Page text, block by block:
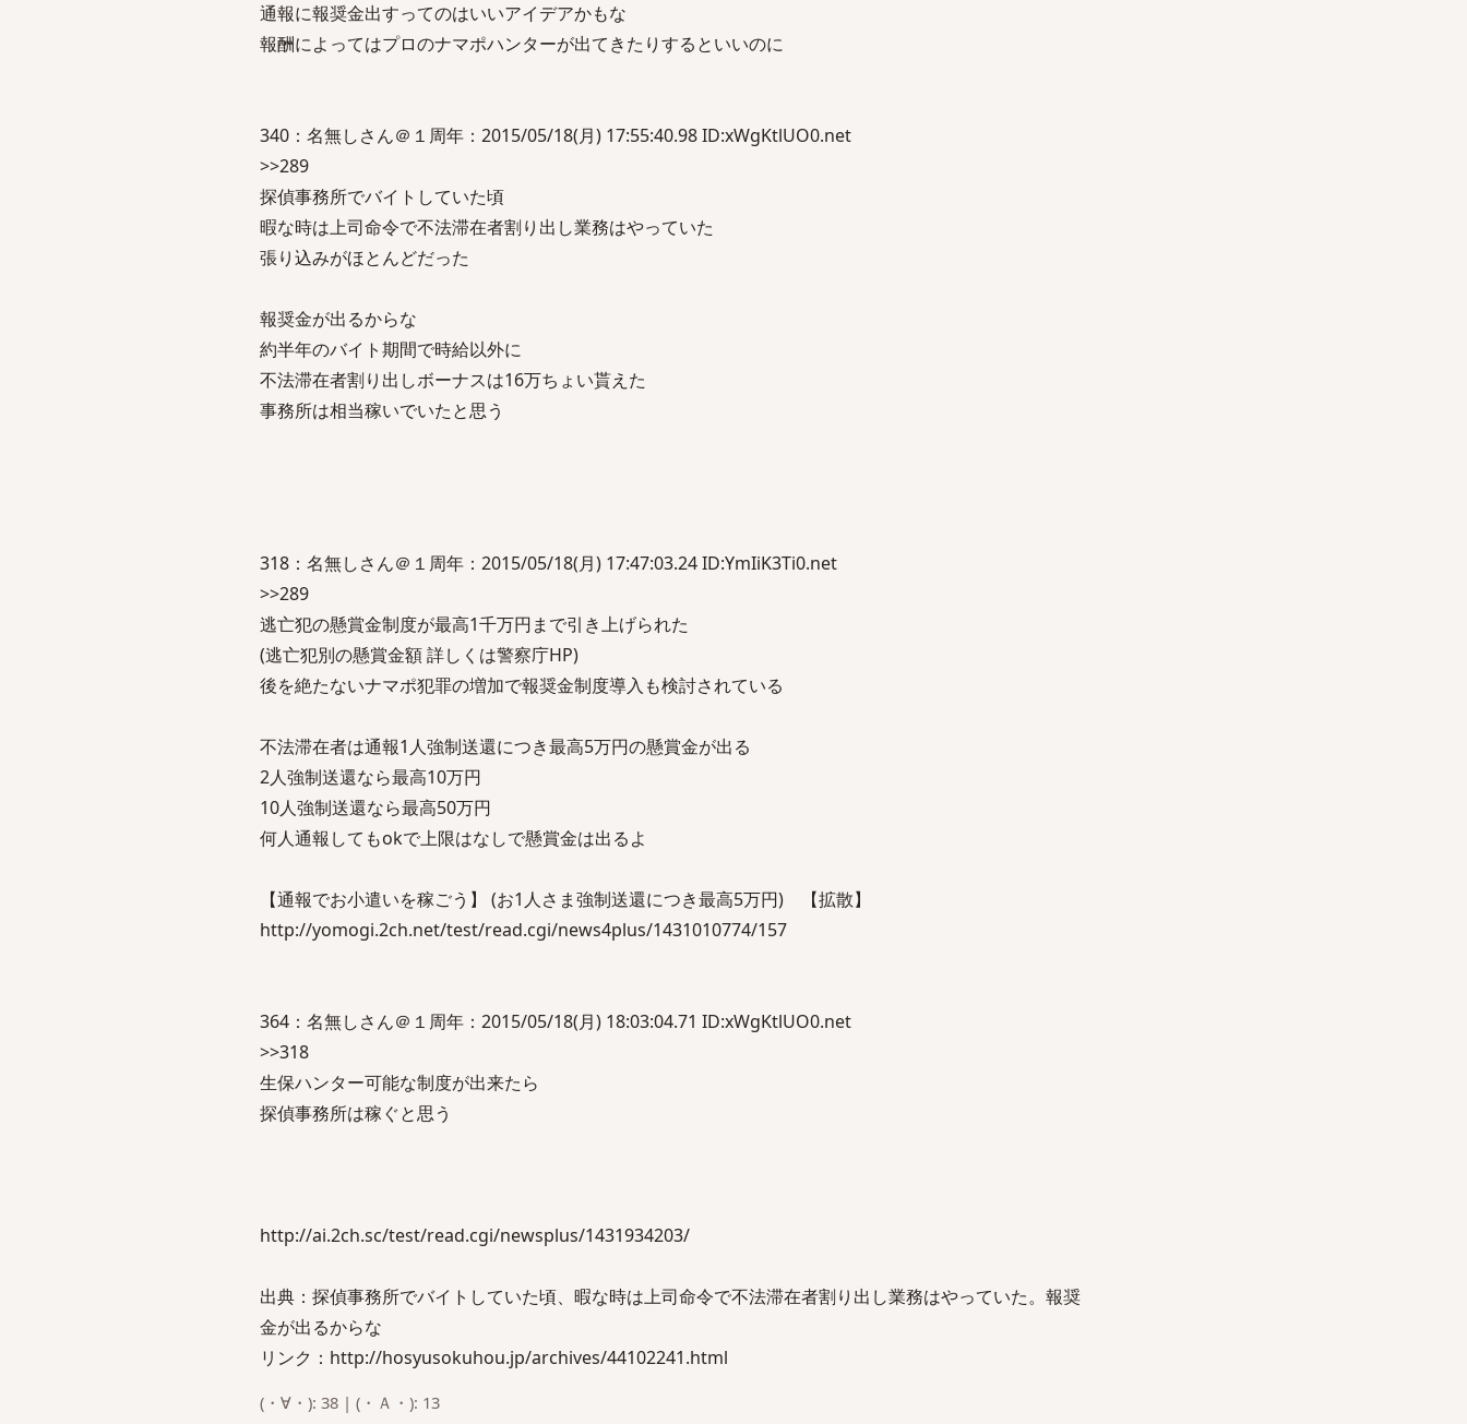
通報に報奨金出すってのはいいアイデアかもな
報酬によってはプロのナマポハンターが出てきたりするといいのに
340：名無しさん＠１周年：2015/05/18(月) 17:55:40.98 ID:xWgKtlUO0.net
>>289
探偵事務所でバイトしていた頃
暇な時は上司命令で不法滞在者割り出し業務はやっていた
張り込みがほとんどだった
報奨金が出るからな
約半年のバイト期間で時給以外に
不法滞在者割り出しボーナスは16万ちょい貰えた
事務所は相当稼いでいたと思う
318：名無しさん＠１周年：2015/05/18(月) 17:47:03.24 ID:YmIiK3Ti0.net
>>289
逃亡犯の懸賞金制度が最高1千万円まで引き上げられた
(逃亡犯別の懸賞金額 詳しくは警察庁HP)
後を絶たないナマポ犯罪の増加で報奨金制度導入も検討されている
不法滞在者は通報1人強制送還につき最高5万円の懸賞金が出る
2人強制送還なら最高10万円
10人強制送還なら最高50万円
何人通報してもokで上限はなしで懸賞金は出るよ
【通報でお小遣いを稼ごう】 (お1人さま強制送還につき最高5万円) 【拡散】
http://yomogi.2ch.net/test/read.cgi/news4plus/1431010774/157
364：名無しさん＠１周年：2015/05/18(月) 18:03:04.71 ID:xWgKtlUO0.net
>>318
生保ハンター可能な制度が出来たら
探偵事務所は稼ぐと思う
http://ai.2ch.sc/test/read.cgi/newsplus/1431934203/
出典：探偵事務所でバイトしていた頃、暇な時は上司命令で不法滞在者割り出し業務はやっていた。報奨
金が出るからな
リンク：http://hosyusokuhou.jp/archives/44102241.html
(・∀・): 38 | (・Ａ・): 13